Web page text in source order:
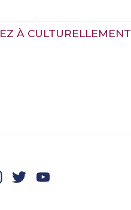
À CULTURELLEMENT
Instagram
Twitter